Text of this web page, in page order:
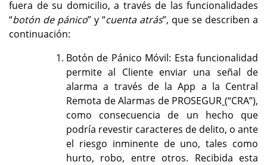
fuera de su domicilio, a través de las funcionalidades
“botón de pánico” y “cuenta atrás”, que se describen a
continuación:
Botón de Pánico Móvil: Esta funcionalidad
permite al Cliente enviar una señal de
alarma a través de la App a la Central
Remota de Alarmas de PROSEGUR (“CRA”),
como consecuencia de un hecho que
podría revestir caracteres de delito, o ante
el riesgo inminente de uno, tales como
hurto, robo, entre otros. Recibida esta